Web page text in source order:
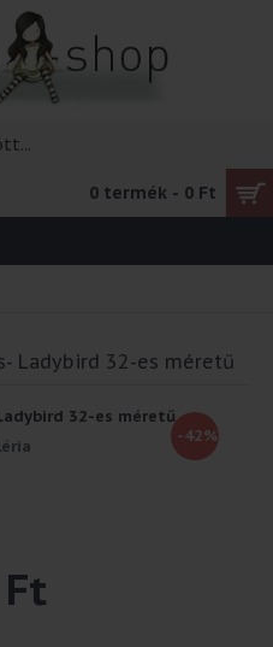
0 termék - 0 Ft
Gorjuss- Ladybird 32-es
Ladybird 32-es méretű
-42%